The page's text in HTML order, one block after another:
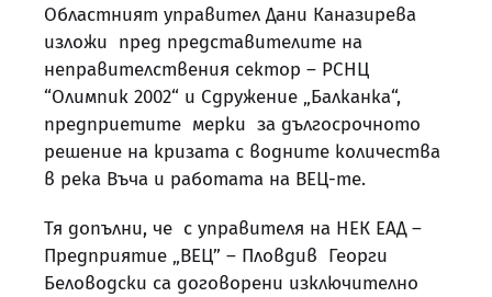
Областният управител Дани Каназирева
изложи пред представителите на
неправителствения сектор – РСНЦ
“Олимпик 2002“ и Сдружение „Балканка“,
предприетите мерки за дългосрочното
решение на кризата с водните количества
в река Въча и работата на ВЕЦ-те.
Тя допълни, че с управителя на НЕК ЕАД –
Предприятие „ВЕЦ” – Пловдив Георги
Беловодски са договорени изключително